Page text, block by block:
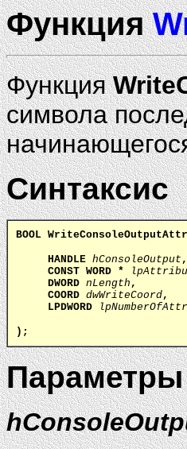
Функция
Функция
символа
Синтаксис
BOOL
HANDLE hConsoleOutput
CONST WORD *
DWORD nLength
COORD dwWriteCoord
LPDWORD
);
Параметры